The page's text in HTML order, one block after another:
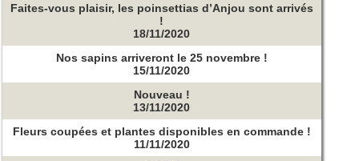
Faites-vous plaisir, les poinsettias d’Anjou sont arrivés
!
18/11/2020
Nos sapins arriveront le 25 novembre !
15/11/2020
Nouveau !
13/11/2020
Fleurs coupées et plantes disponibles en commande !
11/11/2020